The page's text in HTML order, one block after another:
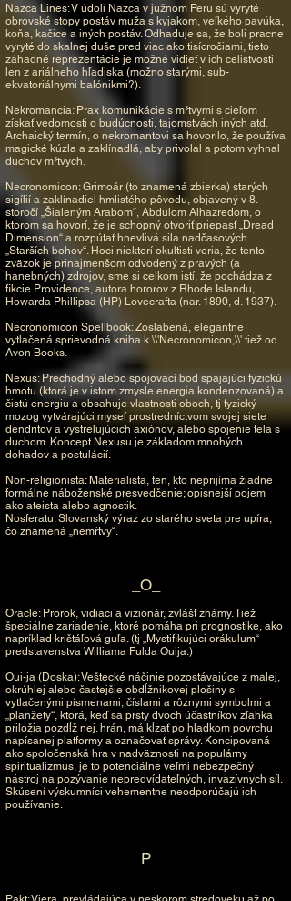
Nazca Lines: V údolí Nazca v južnom Peru sú vyryté
obrovské stopy postáv muža s kyjakom, veľkého pavúka,
koňa, kačice a iných postáv. Odhaduje sa, že boli pracne
vyryté do skalnej duše pred viac ako tisícročiami, tieto
záhadné reprezentácie je možné vidieť v ich celistvosti
len z ariálneho hľadiska (možno starými, sub-
ekvatoriálnymi balónikmi?).
Nekromancia: Prax komunikácie s mŕtvymi s cieľom
získať vedomosti o budúcnosti, tajomstvách iných atď.
Archaický termín, o nekromantovi sa hovorilo, že používa
magické kúzla a zaklínadlá, aby privolal a potom vyhnal
duchov mŕtvych.
Necronomicon: Grimoár (to znamená zbierka) starých
sigílií a zaklínadiel hmlistého pôvodu, objavený v 8.
storočí „Šialeným Arabom“, Abdulom Alhazredom, o
ktorom sa hovorí, že je schopný otvoriť priepasť „Dread
Dimension“ a rozpútať hnevlivá sila nadčasových
„Starších bohov“. Hoci niektorí okultisti veria, že tento
zväzok je prinajmenšom odvodený z pravých (a
hanebných) zdrojov, sme si celkom istí, že pochádza z
fikcie Providence, autora hororov z Rhode Islandu,
Howarda Phillipsa (HP) Lovecrafta (nar. 1890, d. 1937).
Necronomicon Spellbook: Zoslabená, elegantne
vytlačená sprievodná kniha k \\'Necronomicon,\\' tiež od
Avon Books.
Nexus: Prechodný alebo spojovací bod spájajúci fyzickú
hmotu (ktorá je v istom zmysle energia kondenzovaná) a
čistú energiu a obsahuje vlastnosti oboch, tj fyzický
mozog vytvárajúci myseľ prostredníctvom svojej siete
dendritov a vystreľujúcich axiónov, alebo spojenie tela s
duchom. Koncept Nexusu je základom mnohých
dohadov a postulácií.
Non-religionista: Materialista, ten, kto neprijíma žiadne
formálne náboženské presvedčenie; opisnejší pojem
ako ateista alebo agnostik.
Nosferatu: Slovanský výraz zo starého sveta pre upíra,
čo znamená „nemŕtvy“.
_O_
Oracle: Prorok, vidiaci a vizionár, zvlášť známy. Tiež
špeciálne zariadenie, ktoré pomáha pri prognostike, ako
napríklad krištáľová guľa. (tj „Mystifikujúci orákulum“
predstavenstva Williama Fulda Ouija.)
Oui-ja (Doska): Veštecké náčinie pozostávajúce z malej,
okrúhlej alebo častejšie obdĺžnikovej plošiny s
vytlačenými písmenami, číslami a rôznymi symbolmi a
„planžety“, ktorá, keď sa prsty dvoch účastníkov zľahka
priložia pozdĺž nej. hrán, má kĺzať po hladkom povrchu
napísanej platformy a označovať správy. Koncipovaná
ako spoločenská hra v nadväznosti na populárny
spiritualizmus, je to potenciálne veľmi nebezpečný
nástroj na pozývanie nepredvídateľných, invazívnych síl.
Skúsení výskumníci vehementne neodporúčajú ich
používanie.
_P_